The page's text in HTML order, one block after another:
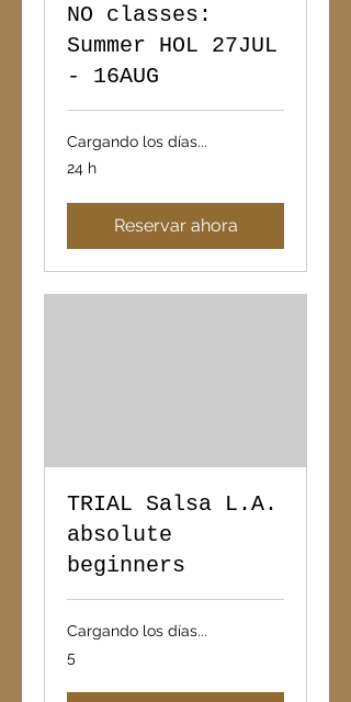
NO classes:
Summer HOL 27JUL
- 16AUG
Cargando los días...
24 h
Reservar ahora
TRIAL Salsa L.A.
absolute
beginners
Cargando los días...
5